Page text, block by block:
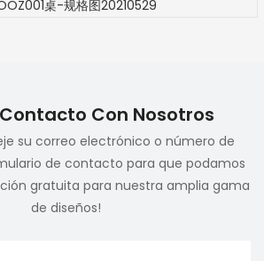
Con Nosotros
su correo electrónico o número de
de contacto para que podamos
gratuita para nuestra amplia gama
de diseños!